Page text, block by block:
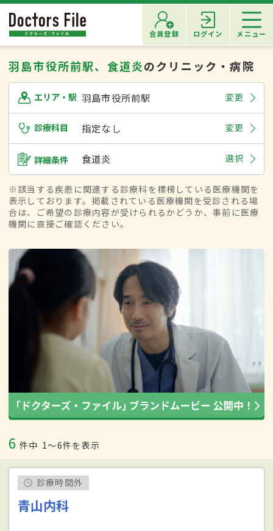
会員登録 ログイン メニュー
羽島市役所前駅、食道炎のクリニック・病院
エリア・駅 羽島市役所前駅 変更
診療科目 指定なし 変更
詳細条件 食道炎 選択
※該当する疾患に関連する診療科を標榜している医療機関を
表示しております。掲載されている医療機関を受診される場
合は、ご希望の診療内容が受けられるかどうか、事前に医療
機関に直接ご確認ください。
6 件中 1〜6件を表示
診療時間外
青山内科